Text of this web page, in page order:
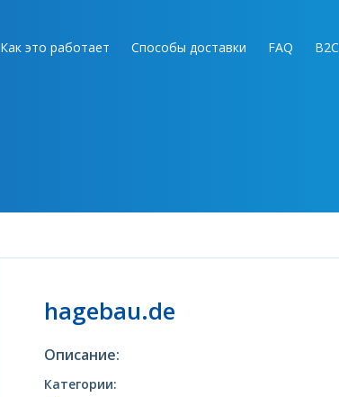
Как это работает Способы доставки FAQ B2C
hagebau.de
Описание:
Категории: